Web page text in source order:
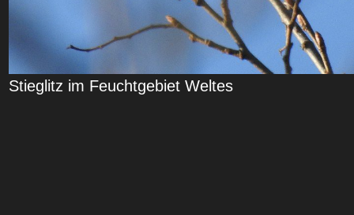
Stieglitz im Feuchtgebiet Weltes